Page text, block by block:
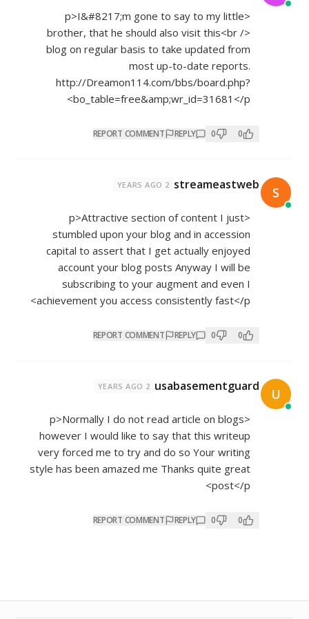
<p>I&#8217;m gone to say to my little
brother, that he should also visit this<br />
blog on regular basis to take updated from
most up-to-date reports.
http://Dreamon114.com/bbs/board.php?
bo_table=free&amp;wr_id=31681</p>
0
0
REPLY
REPORT COMMENT
S
streameastweb
2 YEARS AGO
<p>Attractive section of content I just
stumbled upon your blog and in accession
capital to assert that I get actually enjoyed
account your blog posts Anyway I will be
subscribing to your augment and even I
achievement you access consistently fast</p>
0
0
REPLY
REPORT COMMENT
U
usabasementguard
2 YEARS AGO
<p>Normally I do not read article on blogs
however I would like to say that this writeup
very forced me to try and do so Your writing
style has been amazed me Thanks quite great
post</p>
0
0
REPLY
REPORT COMMENT